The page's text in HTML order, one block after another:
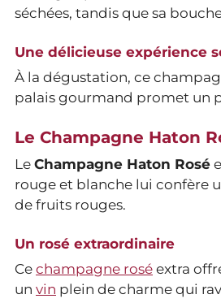
séchées, tandis que sa
Une délicieuse expérience
À la dégustation, ce
palais gourmand promet un
Le Champagne Haton
Le Champagne Haton Rosé
rouge et blanche lui confère
de fruits rouges.
Un rosé extraordinaire
Ce champagne rosé extra
un vin plein de charme qui